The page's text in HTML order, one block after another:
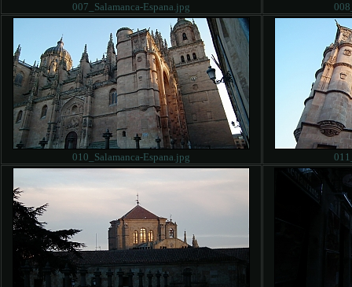
007_Salamanca-Espana.jpg
010_Salamanca-Espana.jpg